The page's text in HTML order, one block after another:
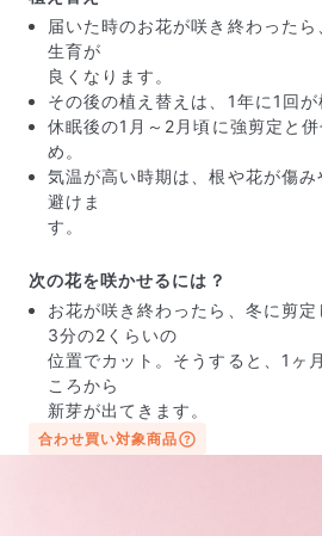
よくある質問
いいえ、毎月自動でお届けするサービ
きな時に好きな花をご注文いただけま
Q. 配送できないエリアはありますか
ただいま沖縄・離島エリアへの配送
ん。ご了承ください。
Q. 配送日時は指定できますか？
お花をベストなタイミングで発送して
指定はできません。受け取り時間帯は
届いた時のお花が咲き終わった
生育が
良くなります。
その後の植え替えは、1年に1回が
休眠後の1月～2月頃に強剪定と
め。
気温が高い時期は、根や花が傷
避けま
す。
次の花を咲かせるには？
お花が咲き終わったら、冬に剪
3分の2くらいの
位置でカット。そうすると、1ヶ
ころから
新芽が出てきます。
合わせ買い対象商品